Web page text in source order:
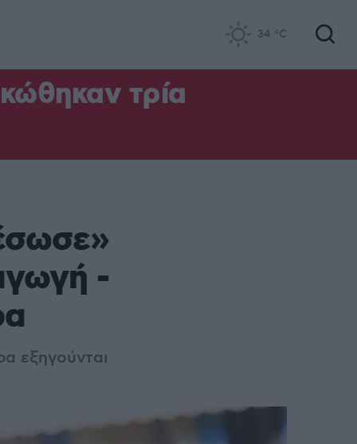
34 °C
τρία
-
εξηγούνται